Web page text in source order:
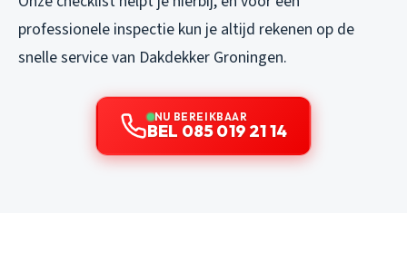
professionele inspectie kun je altijd rekenen op de
snelle service van Dakdekker Groningen.
NU BEREIKBAAR
BEL 085 019 21 14